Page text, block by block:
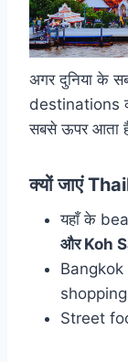
अगर दुनिया के
destinations
सबसे ऊपर आता
क्यों जाएं
यहाँ के
और Koh
Street